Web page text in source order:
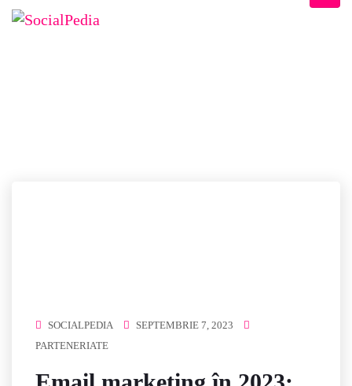
SOCIALPEDIA
SEPTEMBRIE 7, 2023
PARTENERIATE